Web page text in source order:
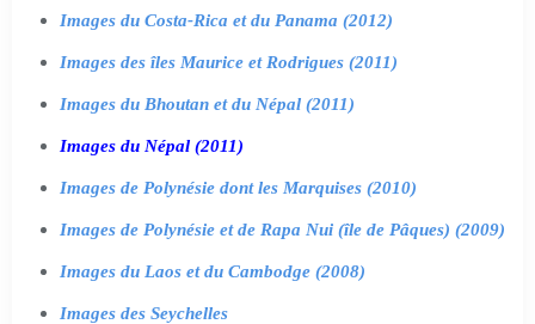
Images du Costa-Rica et du Panama (2012)
Images des îles Maurice et Rodrigues (2011)
Images du Bhoutan et du Népal (2011)
Images du Népal (2011)
Images de Polynésie dont les Marquises (2010)
Images de Polynésie et de Rapa Nui (île de Pâques) (2009)
Images du Laos et du Cambodge (2008)
Images des Seychelles